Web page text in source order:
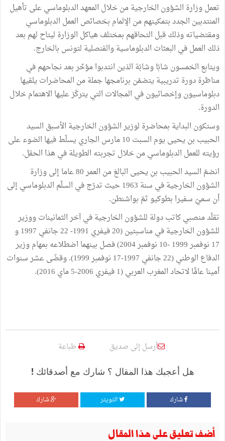
تعمل وزارة الشؤون الخارجية من خلال المعهد الدبلوماسي على تأهيل
المنتدبين الجدد بتمكينهم من الإلمام بخصائص العمل الدبلوماسي
ومقتضياته وذلك قبل التحاقهم بمختلف هياكل الوزارة ليتاح لهم بعد
ذلك العمل في البعثات الدبلوماسية والقنصلية لتونس بالخارج.
ويتابع الخمسون شابّا وشابّة الذين انتدبوا مؤخّر بعد نجاحهم في
مناظرة دورة تدريبية يتضمّن برنامجها جملة من المحاضرات يلقيها
دبلوماسيون وإخصائيون في المجالات التي يتركّز عليها الاهتمام خلال
الدورة.
وستكون البداية بمحاضرة لوزير الشؤون الخارجية الأسبق السيد
الحبيب بن يحيى يوم السبت 10 مارس الجاري يسلّط فيها الضوء على
رؤيته للعمل الدبلوماسي من خلال تجربته الطويلة في هذا الحقل.
انضمّ السيد الحبيب بن يحيى البالغ من العمر 80 عاما إلى وزارة
الشؤون الخارجية في سنة 1963 حيث تدرّج في السلّم الدبلوماسي إلى
أن سميّ سفيرا بطوكيو ثمّ بواشنطن.
تقلّد منصبي كاتب دولة للشؤون الخارجية في آخر الثمانينات ووزير
للشؤون الخارجية في مناسبتين (20 فيفري 1991- 22 جانفي 1997 و
17 نوفمبر 1999 -10 نوفمبر 2004) فصل بينهما اضطلاعه بمهام وزير
الدفاع الوطني (22 جانفي 1997-17 نوفمبر 1999). وقضّى عشر سنوات
أمينا عامًّا لاتحاد المغرب العربي (1 فيفري 2006-5 ماي 2016).
أرسل إلى صديق طباعة
هل أعجبك هذا المقال ؟ شارك مع أصدقائك !
شارك التويتر شارك
أضف تعليق على هذا المقال